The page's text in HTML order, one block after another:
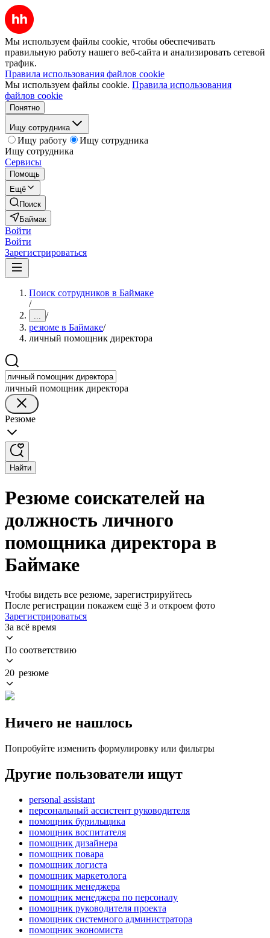
Мы используем файлы cookie, чтобы обеспечивать
правильную работу нашего веб-сайта и анализировать сетевой
трафик.
Правила использования файлов cookie
Мы используем файлы cookie. Правила использования
файлов cookie
Понятно
Ищу сотрудника
Ищу работу
Ищу сотрудника
Ищу сотрудника
Сервисы
Помощь
Ещё
Поиск
Баймак
Войти
Войти
Зарегистрироваться
Поиск сотрудников в Баймаке
/
... /
резюме в Баймаке/
личный помощник директора
личный помощник директора
Резюме
Найти
Резюме соискателей на
должность личного
помощника директора в
Баймаке
Чтобы видеть все резюме, зарегистрируйтесь
После регистрации покажем ещё 3 и откроем фото
Зарегистрироваться
За всё время
По соответствию
20 резюме
Ничего не нашлось
Попробуйте изменить формулировку или фильтры
Другие пользователи ищут
personal assistant
персональный ассистент руководителя
помощник бурильщика
помощник воспитателя
помощник дизайнера
помощник повара
помощник логиста
помощник маркетолога
помощник менеджера
помощник менеджера по персоналу
помощник руководителя проекта
помощник системного администратора
помощник экономиста